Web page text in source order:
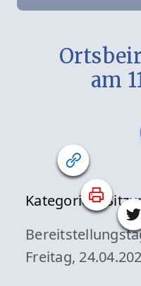
am
Kategorien:
Freitag,